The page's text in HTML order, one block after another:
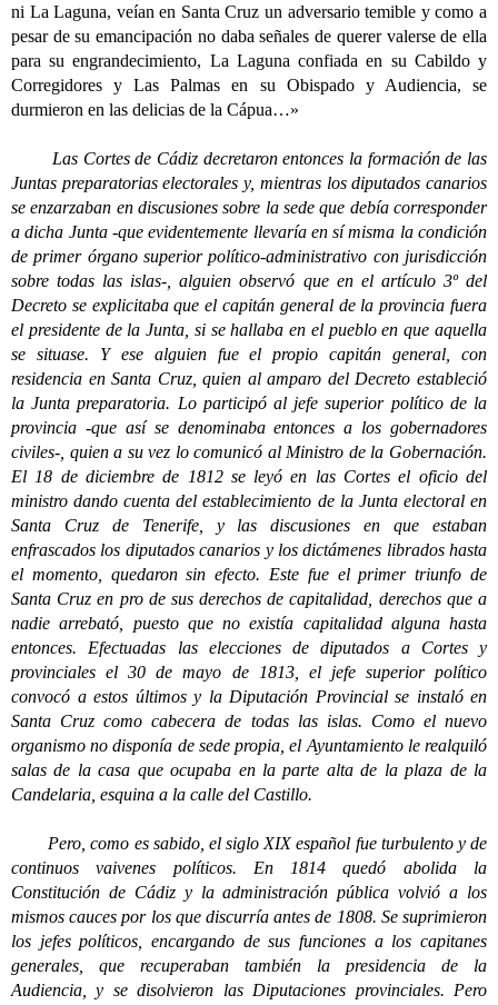
ni La Laguna, veían en Santa Cruz un adversario temible y como a
pesar de su emancipación no daba señales de querer valerse de ella
para su engrandecimiento, La Laguna confiada en su Cabildo y
Corregidores y Las Palmas en su Obispado y Audiencia, se
durmieron en las delicias de la Cápua…»
Las Cortes de Cádiz decretaron entonces la formación de las
Juntas preparatorias electorales y, mientras los diputados canarios
se enzarzaban en discusiones sobre la sede que debía corresponder
a dicha Junta -que evidentemente llevaría en sí misma la condición
de primer órgano superior político-administrativo con jurisdicción
sobre todas las islas-, alguien observó que en el artículo 3º del
Decreto se explicitaba que el capitán general de la provincia fuera
el presidente de la Junta, si se hallaba en el pueblo en que aquella
se situase. Y ese alguien fue el propio capitán general, con
residencia en Santa Cruz, quien al amparo del Decreto estableció
la Junta preparatoria. Lo participó al jefe superior político de la
provincia -que así se denominaba entonces a los gobernadores
civiles-, quien a su vez lo comunicó al Ministro de la Gobernación.
El 18 de diciembre de 1812 se leyó en las Cortes el oficio del
ministro dando cuenta del establecimiento de la Junta electoral en
Santa Cruz de Tenerife, y las discusiones en que estaban
enfrascados los diputados canarios y los dictámenes librados hasta
el momento, quedaron sin efecto. Este fue el primer triunfo de
Santa Cruz en pro de sus derechos de capitalidad, derechos que a
nadie arrebató, puesto que no existía capitalidad alguna hasta
entonces. Efectuadas las elecciones de diputados a Cortes y
provinciales el 30 de mayo de 1813, el jefe superior político
convocó a estos últimos y la Diputación Provincial se instaló en
Santa Cruz como cabecera de todas las islas. Como el nuevo
organismo no disponía de sede propia, el Ayuntamiento le realquiló
salas de la casa que ocupaba en la parte alta de la plaza de la
Candelaria, esquina a la calle del Castillo.
Pero, como es sabido, el siglo XIX español fue turbulento y de
continuos vaivenes políticos. En 1814 quedó abolida la
Constitución de Cádiz y la administración pública volvió a los
mismos cauces por los que discurría antes de 1808. Se suprimieron
los jefes políticos, encargando de sus funciones a los capitanes
generales, que recuperaban también la presidencia de la
Audiencia, y se disolvieron las Diputaciones provinciales. Pero